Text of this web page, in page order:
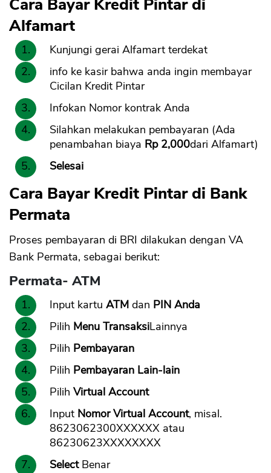
Cara Bayar Kredit Pintar di
Alfamart
Kunjungi gerai Alfamart terdekat
info ke kasir bahwa anda ingin membayar
Cicilan Kredit Pintar
Infokan Nomor kontrak Anda
Silahkan melakukan pembayaran (Ada
penambahan biaya Rp 2,000dari Alfamart)
Selesai
Cara Bayar Kredit Pintar di Bank
Permata
Proses pembayaran di BRI dilakukan dengan VA
Bank Permata, sebagai berikut:
Permata- ATM
Input kartu ATM dan PIN Anda
Pilih Menu TransaksiLainnya
Pilih Pembayaran
Pilih Pembayaran Lain-lain
Pilih Virtual Account
Input Nomor Virtual Account, misal.
8623062300XXXXXX atau
86230623XXXXXXXX
Select Benar